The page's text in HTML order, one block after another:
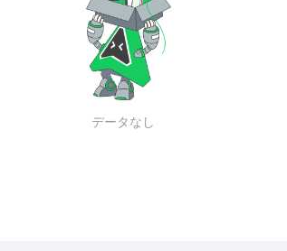
データなし